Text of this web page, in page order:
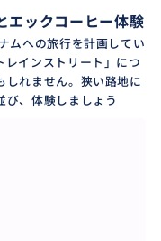
エックコーヒー体験
ムへの旅行を計画してい
レインストリート」につ
しれません。狭い路地に
び、体験しましょう